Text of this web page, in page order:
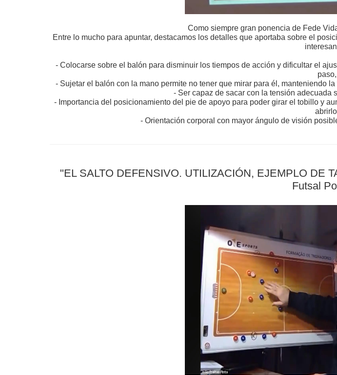
Como siempre gran ponencia de Fede
Entre lo mucho para apuntar, destacamos los detalles que aportaba sobre el
- Colocarse sobre el balón para disminuir los tiempos de acción y dificultar el
paso,
- Sujetar el balón con la mano permite no tener que mirar para él, manteniendo
- Ser capaz de sacar con la tensión adecuada
- Importancia del posicionamiento del pie de apoyo para poder girar el tobillo y
- Orientación corporal con mayor ángulo de visión
"EL SALTO DEFENSIVO. UTILIZACIÓN, EJEMPLO DE
Futsal